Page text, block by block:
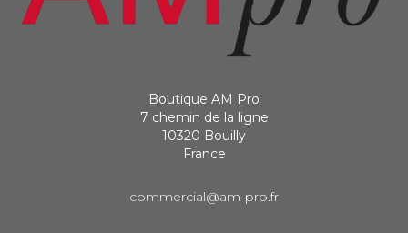
Boutique AM Pro
7 chemin de la ligne
10320 Bouilly
France
commercial@am-pro.fr